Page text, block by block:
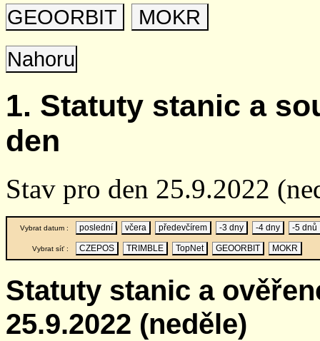
GEOORBIT
MOKR
Nahoru
1. Statuty stanic a
den
Stav pro den 25.9.2022
Vybrat datum : poslední včera předevčírem -3 dny -4 dny -5 dnů
Vybrat síť : CZEPOS TRIMBLE TopNet GEOORBIT MOKR
Statuty stanic a
25.9.2022 (neděle)